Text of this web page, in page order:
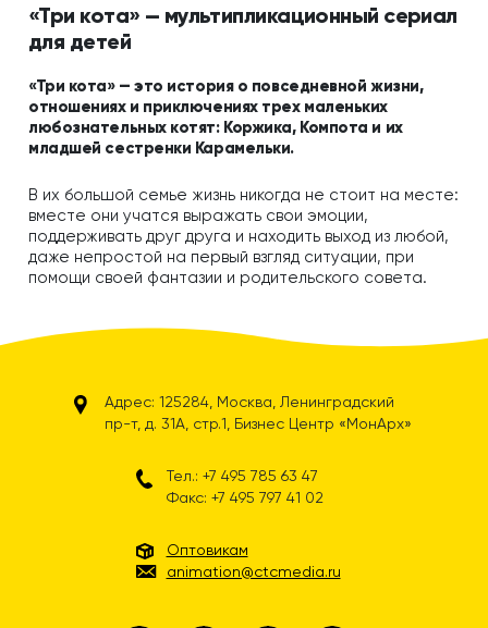
«Три кота» — мультипликационный сериал
для детей
«Три кота» — это история о повседневной жизни,
отношениях и приключениях трех маленьких
любознательных котят: Коржика, Компота и их
младшей сестренки Карамельки.
В их большой семье жизнь никогда не стоит на месте:
вместе они учатся выражать свои эмоции,
поддерживать друг друга и находить выход из любой,
даже непростой на первый взгляд ситуации, при
помощи своей фантазии и родительского совета.
Адрес: 125284, Москва, Ленинградский
пр-т, д. 31А, стр.1, Бизнес Центр «МонАрх»
Тел.: +7 495 785 63 47
Факс: +7 495 797 41 02
Оптовикам
animation@ctcmedia.ru